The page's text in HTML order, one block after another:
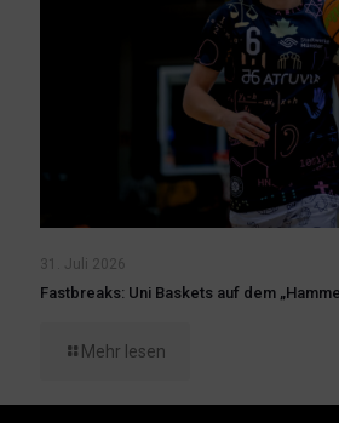
31. Juli 2026
Fastbreaks: Uni Baskets auf dem
Mehr lesen